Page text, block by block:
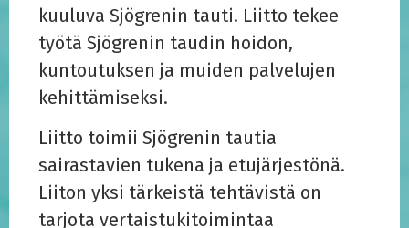
kuuluva Sjögrenin tauti. Liitto tekee
työtä Sjögrenin taudin hoidon,
kuntoutuksen ja muiden palvelujen
kehittämiseksi.
Liitto toimii Sjögrenin tautia
sairastavien tukena ja etujärjestönä.
Liiton yksi tärkeistä tehtävistä on
tarjota vertaistukitoimintaa